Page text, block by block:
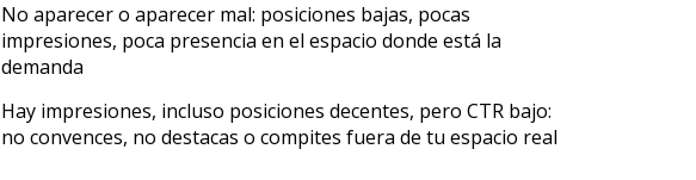
No aparecer o aparecer mal: posiciones bajas, pocas
impresiones, poca presencia en el espacio donde está la
demanda
Hay impresiones, incluso posiciones decentes, pero CTR bajo:
no convences, no destacas o compites fuera de tu espacio real